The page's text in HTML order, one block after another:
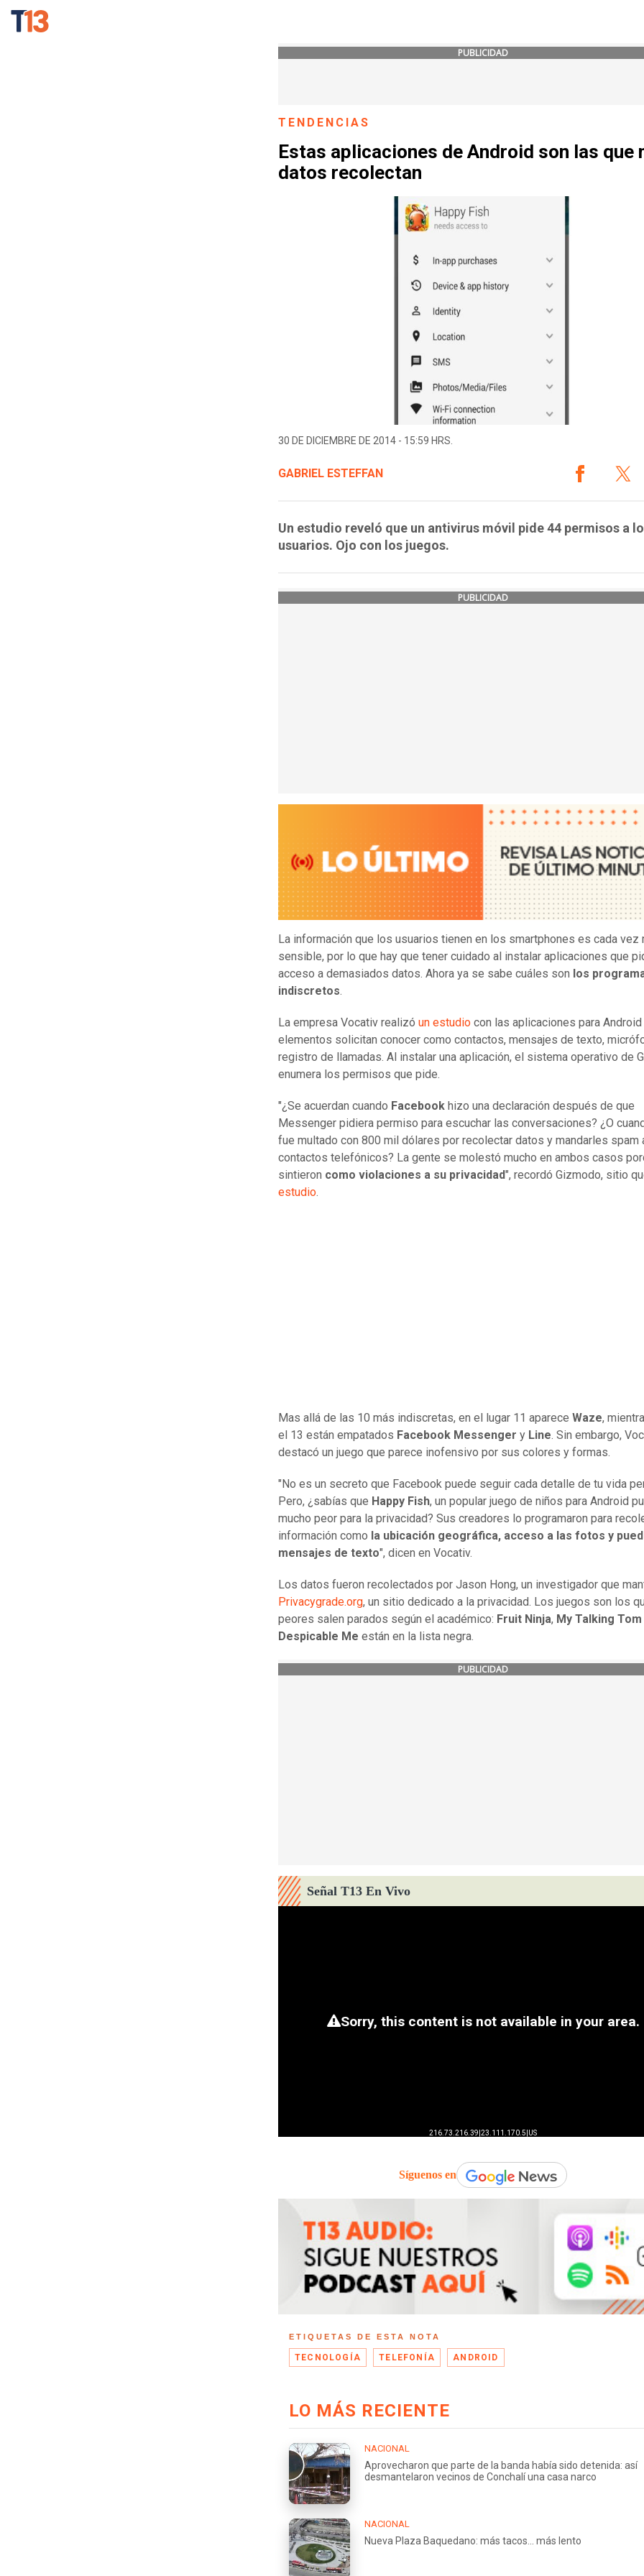
PUBLICIDAD
TENDENCIAS
Estas aplicaciones de Android son las que
datos recolectan
30 DE DICIEMBRE DE 2014 - 15:59 HRS.
GABRIEL ESTEFFAN
Un estudio reveló que un antivirus móvil pide 44 permisos a
usuarios. Ojo con los juegos.
PUBLICIDAD
La información que los usuarios tienen en los smartphones es cada vez
sensible, por lo que hay que tener cuidado al instalar aplicaciones que
acceso a demasiados datos. Ahora ya se sabe cuáles son los
indiscretos.
La empresa Vocativ realizó un estudio con las aplicaciones para
elementos solicitan conocer como contactos, mensajes de texto,
registro de llamadas. Al instalar una aplicación, el sistema operativo de
enumera los permisos que pide.
"¿Se acuerdan cuando Facebook hizo una declaración después de que
Messenger pidiera permiso para escuchar las conversaciones? ¿O
fue multado con 800 mil dólares por recolectar datos y mandarles spam
contactos telefónicos? La gente se molestó mucho en ambos casos
sintieron como violaciones a su privacidad", recordó Gizmodo, sitio
estudio.
Mas allá de las 10 más indiscretas, en el lugar 11 aparece Waze,
el 13 están empatados Facebook Messenger y Line. Sin embargo,
destacó un juego que parece inofensivo por sus colores y formas.
"No es un secreto que Facebook puede seguir cada detalle de tu vida
Pero, ¿sabías que Happy Fish, un popular juego de niños para Android
mucho peor para la privacidad? Sus creadores lo programaron para
información como la ubicación geográfica, acceso a las fotos y
mensajes de texto", dicen en Vocativ.
Los datos fueron recolectados por Jason Hong, un investigador que
Privacygrade.org, un sitio dedicado a la privacidad. Los juegos son los
peores salen parados según el académico: Fruit Ninja, My Talking Tom
Despicable Me están en la lista negra.
PUBLICIDAD
Señal T13 En Vivo
Síguenos en
ETIQUETAS DE ESTA NOTA
TECNOLOGÍA TELEFONÍA ANDROID
LO MÁS RECIENTE
NACIONAL
Aprovecharon que parte de la banda había sido detenida: así
desmantelaron vecinos de Conchalí una casa narco
NACIONAL
Nueva Plaza Baquedano: más tacos... más lento